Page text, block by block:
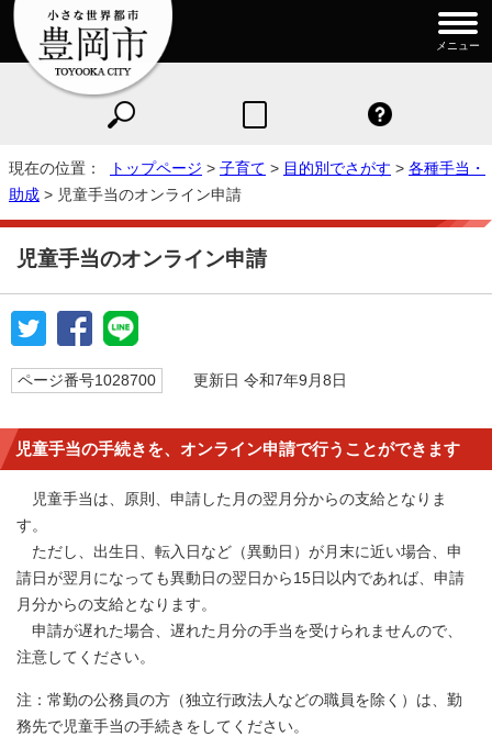
メニュー
現在の位置： トップページ > 子育て > 目的別でさがす > 各種手当・
助成 > 児童手当のオンライン申請
児童手当のオンライン申請
ページ番号1028700 更新日 令和7年9月8日
児童手当の手続きを、オンライン申請で行うことができます
児童手当は、原則、申請した月の翌月分からの支給となりま
す。
ただし、出生日、転入日など（異動日）が月末に近い場合、申
請日が翌月になっても異動日の翌日から15日以内であれば、申請
月分からの支給となります。
申請が遅れた場合、遅れた月分の手当を受けられませんので、
注意してください。
注：常勤の公務員の方（独立行政法人などの職員を除く）は、勤
務先で児童手当の手続きをしてください。